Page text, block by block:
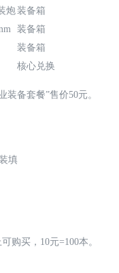
炮装备箱
装备箱
装备箱
核心兑换
装备套餐”售价50元。
填
购买，10元=100本。